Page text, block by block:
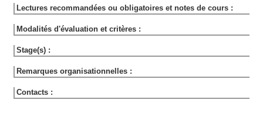
Lectures recommandées ou obligatoires et notes de cours :
Modalités d'évaluation et critères :
Stage(s) :
Remarques organisationnelles :
Contacts :